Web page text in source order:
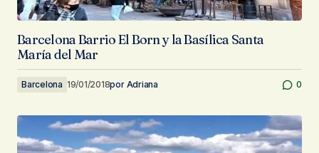
Barcelona Barrio El Born y la Basílica Santa
María del Mar
Barcelona 19/01/2018por Adriana 0